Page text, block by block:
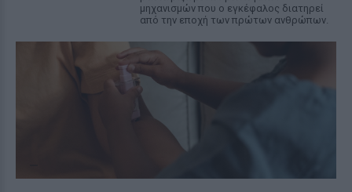
μηχανισμών που ο εγκέφαλος διατηρεί
από την εποχή των πρώτων ανθρώπων.